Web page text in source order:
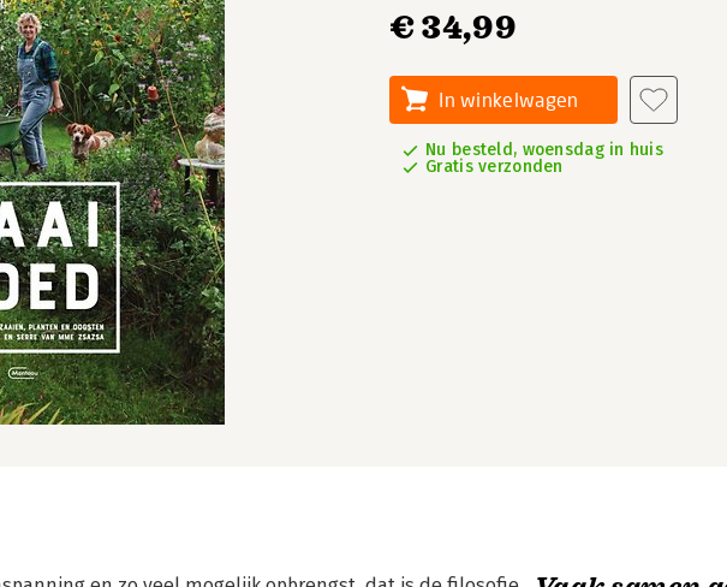
€ 34,99
In winkelwagen
Nu besteld, woensdag in huis
Gratis verzonden